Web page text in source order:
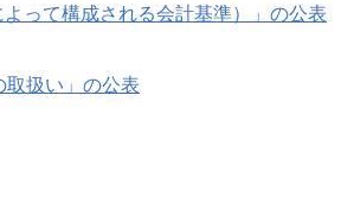
って構成される会計基準）」の公表
扱い」の公表